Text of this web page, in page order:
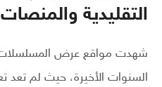
التقليدية
شهدت مواقع عرض المسلسلات
السنوات الأخيرة، حيث لم